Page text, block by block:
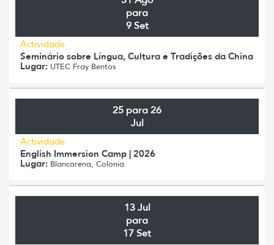
para
9 Set
Actividade
Seminário sobre Língua, Cultura e Tradições da China
Lugar: UTEC Fray Bentos
25 para 26
Jul
Actividade
English Immersion Camp | 2026
Lugar: Blancarena, Colonia
13 Jul
para
17 Set